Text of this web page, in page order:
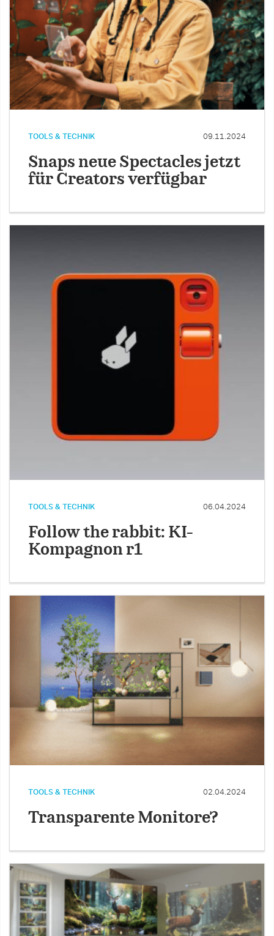
TOOLS & TECHNIK 09.11.2024
Snaps neue Spectacles jetzt
für Creators verfügbar
TOOLS & TECHNIK 06.04.2024
Follow the rabbit: KI-
Kompagnon r1
TOOLS & TECHNIK 02.04.2024
Transparente Monitore?